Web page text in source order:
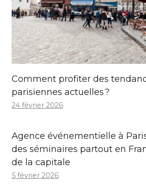
Comment profiter des
parisiennes actuelles ?
24 février 2026
Agence événementielle à
des séminaires partout en
de la capitale
5 février 2026